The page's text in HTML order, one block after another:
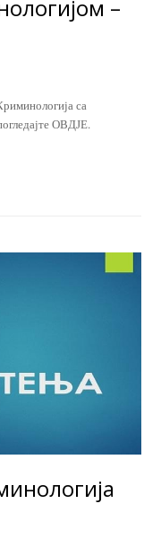
–
са
ОВДЈЕ.